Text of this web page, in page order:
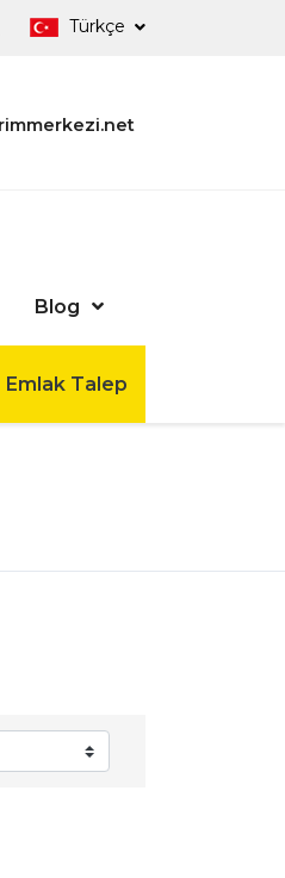
Türkçe
Blog
Emlak Talep